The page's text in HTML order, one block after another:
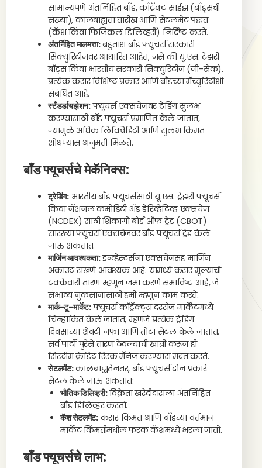
सामान्यपणे अंतर्निहित बाँड, काँट्रॅक्ट साईझ (बाँड्सची
संख्या), कालबाह्यता तारीख आणि सेटलमेंट पद्धत
(कॅश किंवा फिजिकल डिलिव्हरी) निर्दिष्ट करते.
अंतर्निहित मालमत्ता:बहुतांश बाँड फ्यूचर्स सरकारी
सिक्युरिटीजवर आधारित आहेत, जसे की यू.एस. ट्रेझरी
बाँड्स किंवा भारतीय सरकारी सिक्युरिटीज (जी-सेक).
प्रत्येक करार विशिष्ट प्रकार आणि बाँडच्या मॅच्युरिटीशी
संबंधित आहे.
स्टँडर्डायझेशन:फ्यूचर्स एक्सचेंजवर ट्रेडिंग सुलभ
करण्यासाठी बाँड फ्यूचर्स प्रमाणित केले जातात,
ज्यामुळे अधिक लिक्विडिटी आणि सुलभ किंमत
शोधण्यास अनुमती मिळते.
बाँड फ्यूचर्सचे मेकॅनिक्स:
ट्रेडिंग:भारतीय बाँड फ्यूचर्ससाठी यू.एस. ट्रेझरी फ्यूचर्स
किंवा नॅशनल कमोडिटी अँड डेरिव्हेटिव्ह एक्सचेंज
(NCDEX) साठी शिकागो बोर्ड ऑफ ट्रेड (CBOT)
सारख्या फ्यूचर्स एक्सचेंजवर बाँड फ्यूचर्स ट्रेड केले
जाऊ शकतात.
मार्जिन आवश्यकता:इन्व्हेस्टर्सना एक्सचेंजसह मार्जिन
अकाउंट राखणे आवश्यक आहे. यामध्ये करार मूल्याची
टक्केवारी तारण म्हणून जमा करणे समाविष्ट आहे, जे
संभाव्य नुकसानासाठी हमी म्हणून काम करते.
मार्क-टू-मार्केट:फ्यूचर्स काँट्रॅक्ट्स दररोज मार्केटमध्ये
चिन्हांकित केले जातात, म्हणजे प्रत्येक ट्रेडिंग
दिवसाच्या शेवटी नफा आणि तोटा सेटल केले जातात.
सर्व पार्टी पुरेसे तारण ठेवल्याची खात्री करून ही
सिस्टीम क्रेडिट रिस्क मॅनेज करण्यास मदत करते.
सेटलमेंट:कालबाह्यतेनंतर, बाँड फ्यूचर्स दोन प्रकारे
सेटल केले जाऊ शकतात:
भौतिक डिलिव्हरी:विक्रेता खरेदीदाराला अंतर्निहित
बाँड डिलिव्हर करतो.
कॅश सेटलमेंट:करार किंमत आणि बाँडच्या वर्तमान
मार्केट किंमतीमधील फरक कॅशमध्ये भरला जातो.
बाँड फ्यूचर्सचे लाभ: